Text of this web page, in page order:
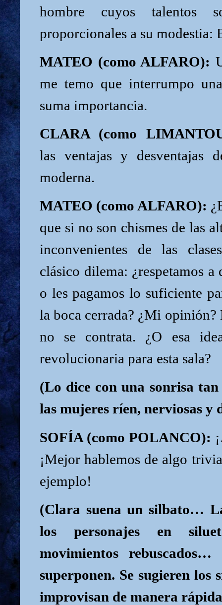
hombre cuyos talentos
proporcionales a su modestia:
MATEO (como ALFARO):
me temo que interrumpo
suma importancia.
CLARA (como
las ventajas y desventajas
moderna.
MATEO (como ALFARO):
que si no son chismes de las
inconvenientes de las
clásico dilema: ¿respetamos a
o les pagamos lo suficiente
la boca cerrada? ¿Mi opinión?
no se contrata. ¿O esa
revolucionaria para esta sala?
(Lo dice con una sonrisa
las mujeres ríen, nerviosas y
SOFÍA (como POLANCO):
¡Mejor hablemos de algo
ejemplo!
(Clara suena un silbato…
los personajes en
movimientos
superponen. Se sugieren los
improvisan de manera